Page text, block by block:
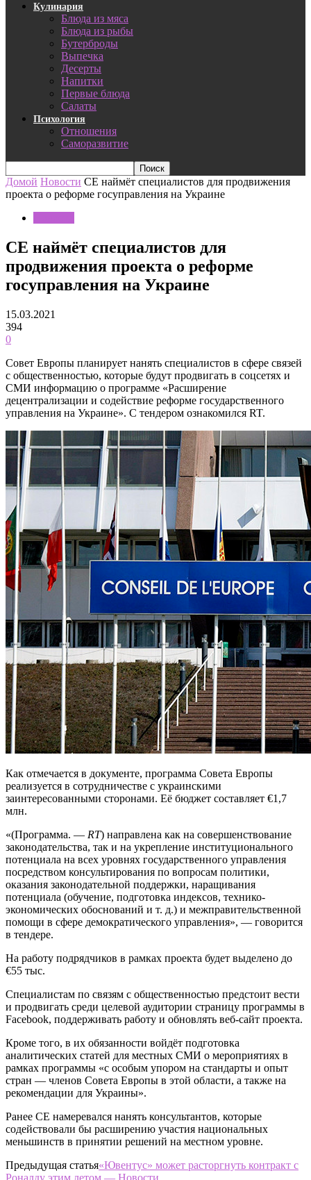
Кулинария
Блюда из мяса
Блюда из рыбы
Бутерброды
Выпечка
Десерты
Напитки
Первые блюда
Салаты
Психология
Отношения
Саморазвитие
Домой Новости СЕ наймёт специалистов для продвижения
проекта о реформе госуправления на Украине
СЕ наймёт специалистов для
продвижения проекта о реформе
госуправления на Украине
15.03.2021
394
0
Совет Европы планирует нанять специалистов в сфере связей
с общественностью, которые будут продвигать в соцсетях и
СМИ информацию о программе «Расширение
децентрализации и содействие реформе государственного
управления на Украине». С тендером ознакомился RT.
Как отмечается в документе, программа Совета Европы
реализуется в сотрудничестве с украинскими
заинтересованными сторонами. Её бюджет составляет €1,7
млн.
«(Программа. — RT) направлена как на совершенствование
законодательства, так и на укрепление институционального
потенциала на всех уровнях государственного управления
посредством консультирования по вопросам политики,
оказания законодательной поддержки, наращивания
потенциала (обучение, подготовка индексов, технико-
экономических обоснований и т. д.) и межправительственной
помощи в сфере демократического управления», — говорится
в тендере.
На работу подрядчиков в рамках проекта будет выделено до
€55 тыс.
Специалистам по связям с общественностью предстоит вести
и продвигать среди целевой аудитории страницу программы в
Facebook, поддерживать работу и обновлять веб-сайт проекта.
Кроме того, в их обязанности войдёт подготовка
аналитических статей для местных СМИ о мероприятиях в
рамках программы «с особым упором на стандарты и опыт
стран — членов Совета Европы в этой области, а также на
рекомендации для Украины».
Ранее СЕ намеревался нанять консультантов, которые
содействовали бы расширению участия национальных
меньшинств в принятии решений на местном уровне.
Предыдущая статья«Ювентус» может расторгнуть контракт с
Роналду этим летом — Новости